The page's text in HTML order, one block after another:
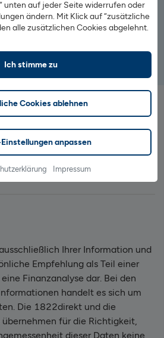
unten auf jeder Seite widerrufen oder
ändern. Mit Klick auf “zusätzliche
alle zusätzlichen Cookies abgelehnt.
Ich stimme zu
Cookies ablehnen
anpassen
Impressum
finden Sie alle Wertpapiere zum
weitere Sonderaktionen mit
Ihrer Information und
Empfehlung als Teil einer
Finanzanalyse dar. Bei den
handelt es sich um
Die 1822direkt und die
übernehmen für die Richtigkeit,
dieser Daten keine